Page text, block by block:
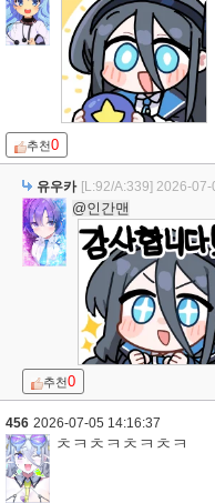
추천0
유우카 [L:92/A:339] 2026-07-
@인간맨
추천0
456 2026-07-05 14:16:37
ㅊㅋㅊㅋㅊㅋㅊㅋ